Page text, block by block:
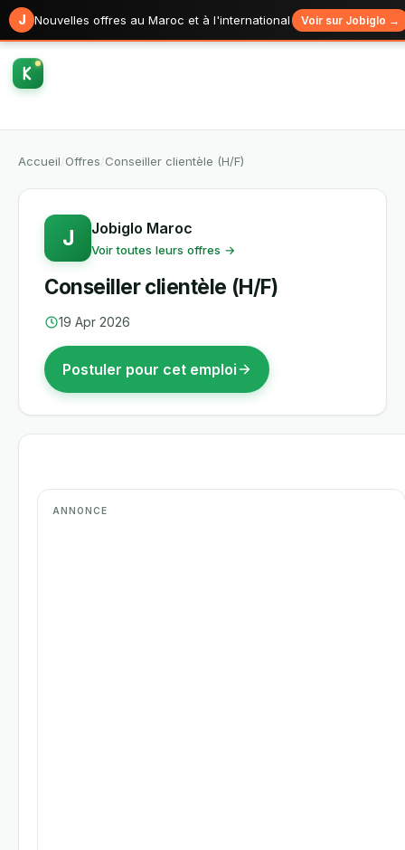
J Nouvelles offres au Maroc et à l'international Voir sur Jobiglo →
Accueil Offres Conseiller clientèle (H/F)
J Jobiglo Maroc
Voir toutes leurs offres →
Conseiller clientèle (H/F)
19 Apr 2026
Postuler pour cet emploi